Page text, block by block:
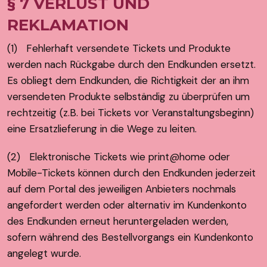
REKLAMATION
(1) Fehlerhaft versendete Tickets und Produkte
werden nach Rückgabe durch den Endkunden ersetzt.
Es obliegt dem Endkunden, die Richtigkeit der an ihm
versendeten Produkte selbständig zu überprüfen um
rechtzeitig (z.B. bei Tickets vor Veranstaltungsbeginn)
eine Ersatzlieferung in die Wege zu leiten.
(2) Elektronische Tickets wie print@home oder
Mobile-Tickets können durch den Endkunden jederzeit
auf dem Portal des jeweiligen Anbieters nochmals
angefordert werden oder alternativ im Kundenkonto
des Endkunden erneut heruntergeladen werden,
sofern während des Bestellvorgangs ein Kundenkonto
angelegt wurde.